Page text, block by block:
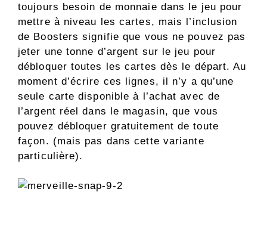
toujours besoin de monnaie dans le jeu pour
mettre à niveau les cartes, mais l’inclusion
de Boosters signifie que vous ne pouvez pas
jeter une tonne d’argent sur le jeu pour
débloquer toutes les cartes dès le départ. Au
moment d’écrire ces lignes, il n’y a qu’une
seule carte disponible à l’achat avec de
l’argent réel dans le magasin, que vous
pouvez débloquer gratuitement de toute
façon. (mais pas dans cette variante
particulière).